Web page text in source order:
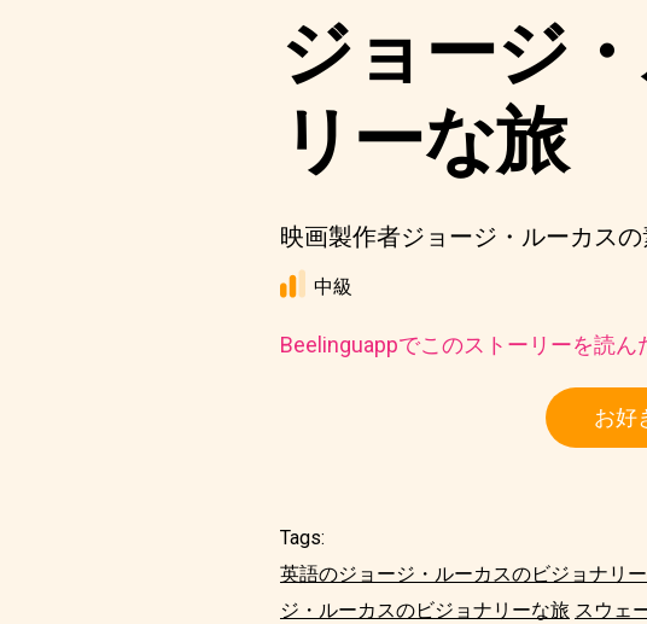
ジョージ
リーな旅
映画製作者ジョージ・ルーカス
中級
Beelinguappでこのストーリーを読
お好
Tags:
英語のジョージ・ルーカスのビジョナリ
ジ・ルーカスのビジョナリーな旅 スウェ